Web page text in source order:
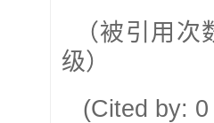
（被引用次
级）
(Cited by: